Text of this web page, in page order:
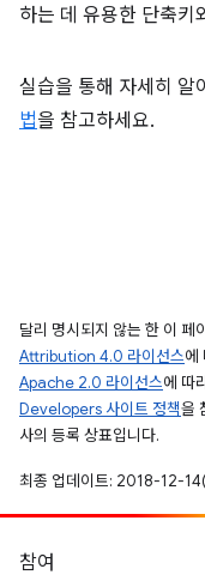
하는 데 유용한 단축키
실습을 통해 자세히 알
법을 참고하세요.
달리 명시되지 않는 한 이 페
Attribution 4.0 라이선스에
Apache 2.0 라이선스에 따
Developers 사이트 정책을
사의 등록 상표입니다.
최종 업데이트: 2018-12-
참여